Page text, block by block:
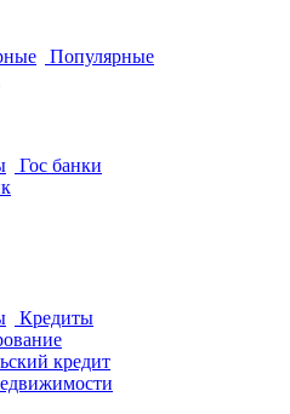
Популярные
Гос банки
Кредиты
кредит